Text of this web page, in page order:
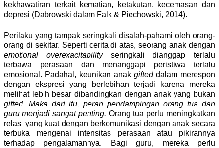
kekhawatiran terkait kematian, ketakutan, kecemasan dan
depresi (Dabrowski dalam Falk & Piechowski, 2014).
Perilaku yang tampak seringkali disalah-pahami oleh orang-
orang di sekitar. Seperti cerita di atas, seorang anak dengan
emotional overexacitability seringkali dianggap terlalu
terbawa perasaan dan menanggapi peristiwa terlalu
emosional. Padahal, keunikan anak gifteddalam merespon
dengan ekspresi yang berlebihan terjadi karena mereka
melihat lebih besar dibandingkan dengan anak yang bukan
gifted. Maka dari itu, peran pendampingan orang tua dan
guru menjadi sangat penting. Orang tua perlu meningkatkan
relasi yang kuat dengan berkomunikasi dengan anak secara
terbuka mengenai intensitas perasaan atau pikirannya
terhadap pengalamannya. Bagi guru, mereka perlu